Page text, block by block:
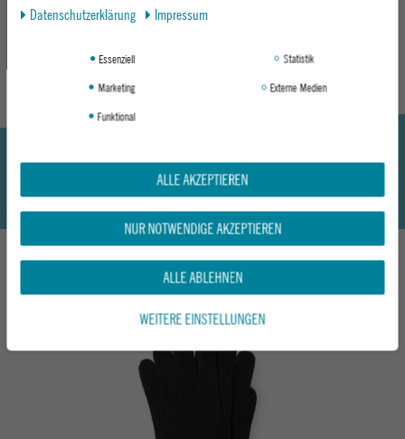
Hier geht's zum Epoxy Snowwear Guide
DAS KÖNNTE DIR AUCH GEFALLEN
Daten­schutz­erklärung Impressum
Essenziell
Statistik
Marketing
Externe Medien
Funktional
ALLE AKZEPTIEREN
NUR NOTWENDIGE AKZEPTIEREN
ALLE ABLEHNEN
WEITERE EINSTELLUNGEN